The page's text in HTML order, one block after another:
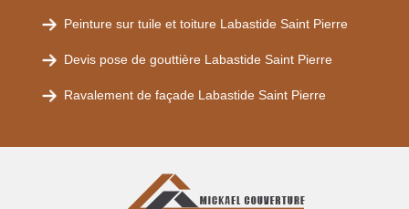
Peinture sur tuile et toiture Labastide Saint Pierre
Devis pose de gouttière Labastide Saint Pierre
Ravalement de façade Labastide Saint Pierre